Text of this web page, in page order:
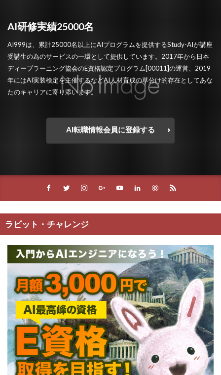
AI研修実績25000名
AI999は、累計25000名以上にAIプログラムを提供するStudy-AIが講座
受講生の為のサービスの一環として提供しています。2017年から日本
ディープラーニング協会のE資格認定プログラム[00011]の運営、2019
年にはAI実装検定を主催するなどAI人材育成の草分け的存在としてあな
たのキャリアに寄り添います。
AI転職情報会員に登録する
ラビット・チャレンジ